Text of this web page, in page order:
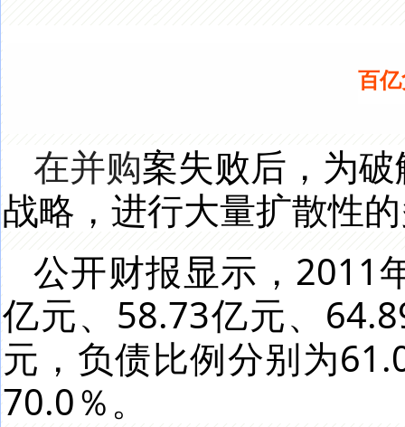
百
在并购案失败后，为
战略，进行大量扩散性
公开财报显示，2011
亿元、58.73亿元、
元，负债比例分别为
70.0％。